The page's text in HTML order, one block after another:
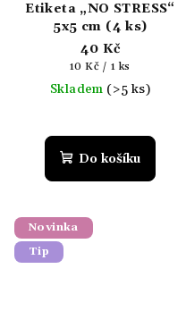
Etiketa „NO STRESS“
5x5 cm (4 ks)
40 Kč
Měrná
cena:
10 Kč / 1 ks
Skladem (>5 ks)
Do košíku
Novinka
Tip